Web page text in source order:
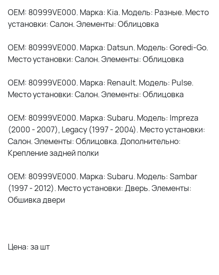
OEM: 80999VE000. Марка: Kia. Модель: Разные. Место
установки: Салон. Элементы: Облицовка
OEM: 80999VE000. Марка: Datsun. Модель: Goredi-Go.
Место установки: Салон. Элементы: Облицовка
OEM: 80999VE000. Марка: Renault. Модель: Pulse.
Место установки: Салон. Элементы: Облицовка
OEM: 80999VE000. Марка: Subaru. Модель: Impreza
(2000 - 2007), Legacy (1997 - 2004). Место установки:
Салон. Элементы: Облицовка. Дополнительно:
Крепление задней полки
OEM: 80999VE000. Марка: Subaru. Модель: Sambar
(1997 - 2012). Место установки: Дверь. Элементы:
Обшивка двери
Цена: за шт